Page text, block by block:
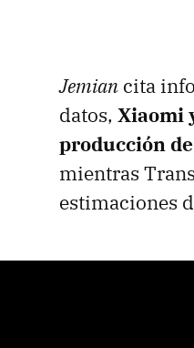
Jemian cita
datos, Xiaomi
producción
mientras
estimaciones